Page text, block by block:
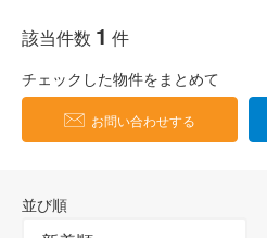
該当件数 1 件
チェックした物件をまとめて
お問い合わせする
並び順